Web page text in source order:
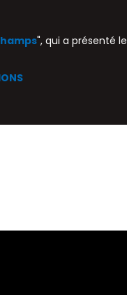
", qui a présenté le